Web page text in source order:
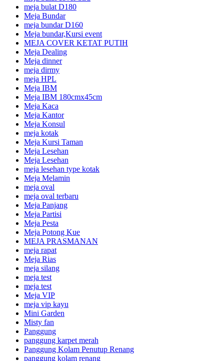
meja bulat D180
Meja Bundar
meja bundar D160
Meja bundar,Kursi event
MEJA COVER KETAT PUTIH
Meja Dealing
Meja dinner
meja dirmy
meja HPL
Meja IBM
Meja IBM 180cmx45cm
Meja Kaca
Meja Kantor
Meja Konsul
meja kotak
Meja Kursi Taman
Meja Lesehan
Meja Lesehan
meja lesehan type kotak
Meja Melamin
meja oval
meja oval terbaru
Meja Panjang
Meja Partisi
Meja Pesta
Meja Potong Kue
MEJA PRASMANAN
meja rapat
Meja Rias
meja silang
meja test
meja test
Meja VIP
meja vip kayu
Mini Garden
Misty fan
Panggung
panggung karpet merah
Panggung Kolam Penutup Renang
panggung kolam renang